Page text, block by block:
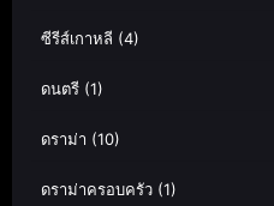
ซีรีส์เกาหลี (4)
ดนตรี (1)
ดราม่า (10)
ดราม่าครอบครัว (1)